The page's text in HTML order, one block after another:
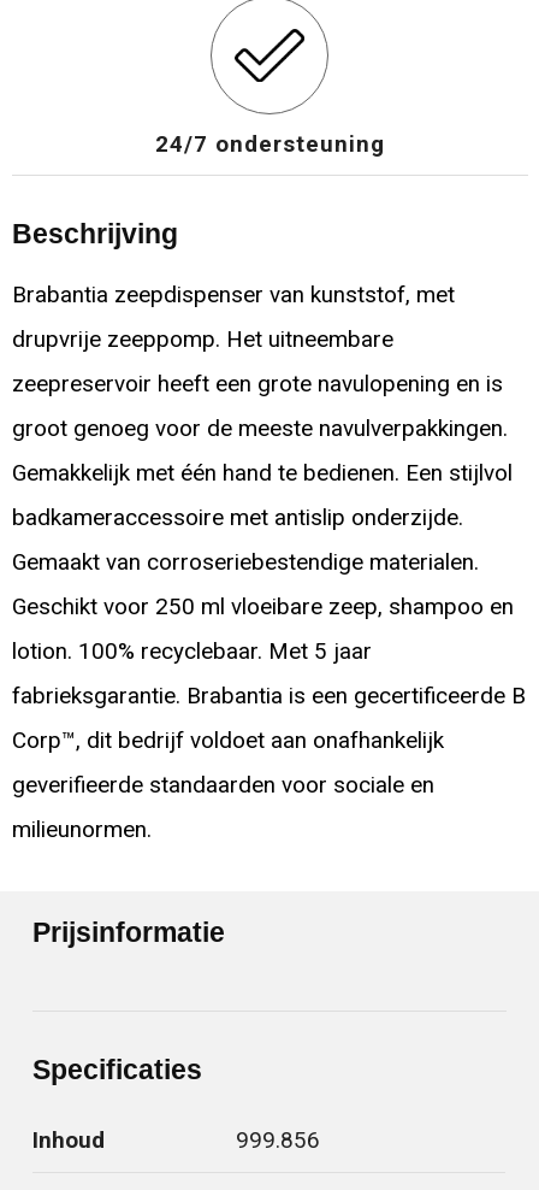
24/7 ondersteuning
Beschrijving
Brabantia zeepdispenser van kunststof, met
drupvrije zeeppomp. Het uitneembare
zeepreservoir heeft een grote navulopening en is
groot genoeg voor de meeste navulverpakkingen.
Gemakkelijk met één hand te bedienen. Een stijlvol
badkameraccessoire met antislip onderzijde.
Gemaakt van corroseriebestendige materialen.
Geschikt voor 250 ml vloeibare zeep, shampoo en
lotion. 100% recyclebaar. Met 5 jaar
fabrieksgarantie. Brabantia is een gecertificeerde B
Corp™, dit bedrijf voldoet aan onafhankelijk
geverifieerde standaarden voor sociale en
milieunormen.
Prijsinformatie
Specificaties
Inhoud 999.856